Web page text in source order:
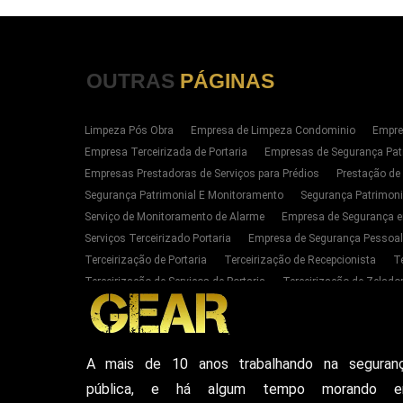
OUTRAS PÁGINAS
Limpeza Pós Obra Empresa de Limpeza Condominio
Empresa Terceirizada de Portaria
Empresas de Segurança
Empresas Prestadoras de Serviços para Prédios
Prestação
Segurança Patrimonial E Monitoramento
Segurança
Serviço de Monitoramento de Alarme
Empresa de Segurança
Serviços Terceirizado Portaria
Empresa de Segurança Pessoal
Terceirização de Portaria
Terceirização de Recepcionista
Terceirização de Serviços de Portaria
Terceirização de
Empresas de Portaria E Limpeza Sp Zona Oeste
Empresas
Serviços Terceirizado Portaria em SP
Segurança Patrimonial
Empresa De Seguranca Particular
Empresa De Seguranca
Seguranca Particular Armada
Seguranca Pessoal Privada
A mais de 10 anos trabalhando na
pública, e há algum tempo morando